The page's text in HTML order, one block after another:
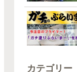
カテゴリー